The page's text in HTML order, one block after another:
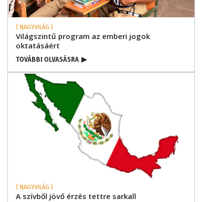
| NAGYVILÁG |
Világszintű program az emberi jogok
oktatásáért
TOVÁBBI OLVASÁSRA ▶
| NAGYVILÁG |
A szívből jövő érzés tettre sarkall